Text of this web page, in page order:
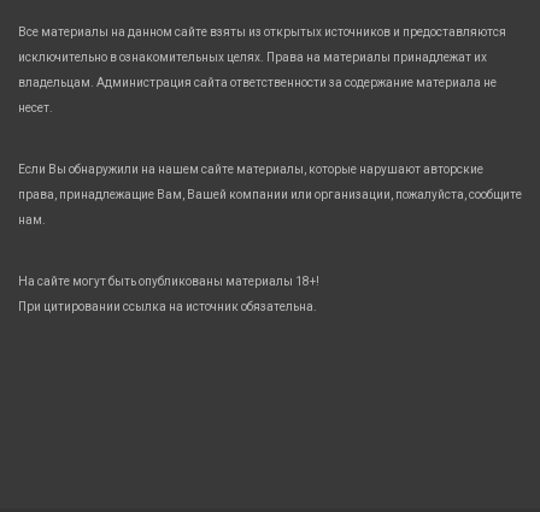
Все материалы на данном сайте взяты из открытых источников и предоставляются
исключительно в ознакомительных целях. Права на материалы принадлежат их
владельцам. Администрация сайта ответственности за содержание материала не
несет.
Если Вы обнаружили на нашем сайте материалы, которые нарушают авторские
права, принадлежащие Вам, Вашей компании или организации, пожалуйста, сообщите
нам.
На сайте могут быть опубликованы материалы 18+!
При цитировании ссылка на источник обязательна.